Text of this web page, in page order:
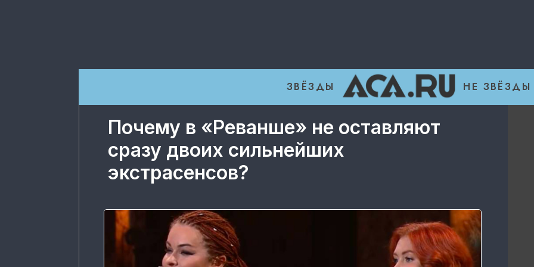
ЗВЁЗДЫ НЕ ЗВЁЗДЫ
Почему в «Реванше» не оставляют
сразу двоих сильнейших
экстрасенсов?